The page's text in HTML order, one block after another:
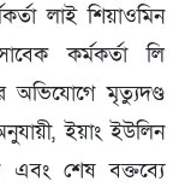
লাই শিয়াওমিন
কর্মকর্তা লি
অভিযোগে মৃত্যুদণ্ড
ইয়াং ইউলিন
এবং শেষ বক্তব্যে